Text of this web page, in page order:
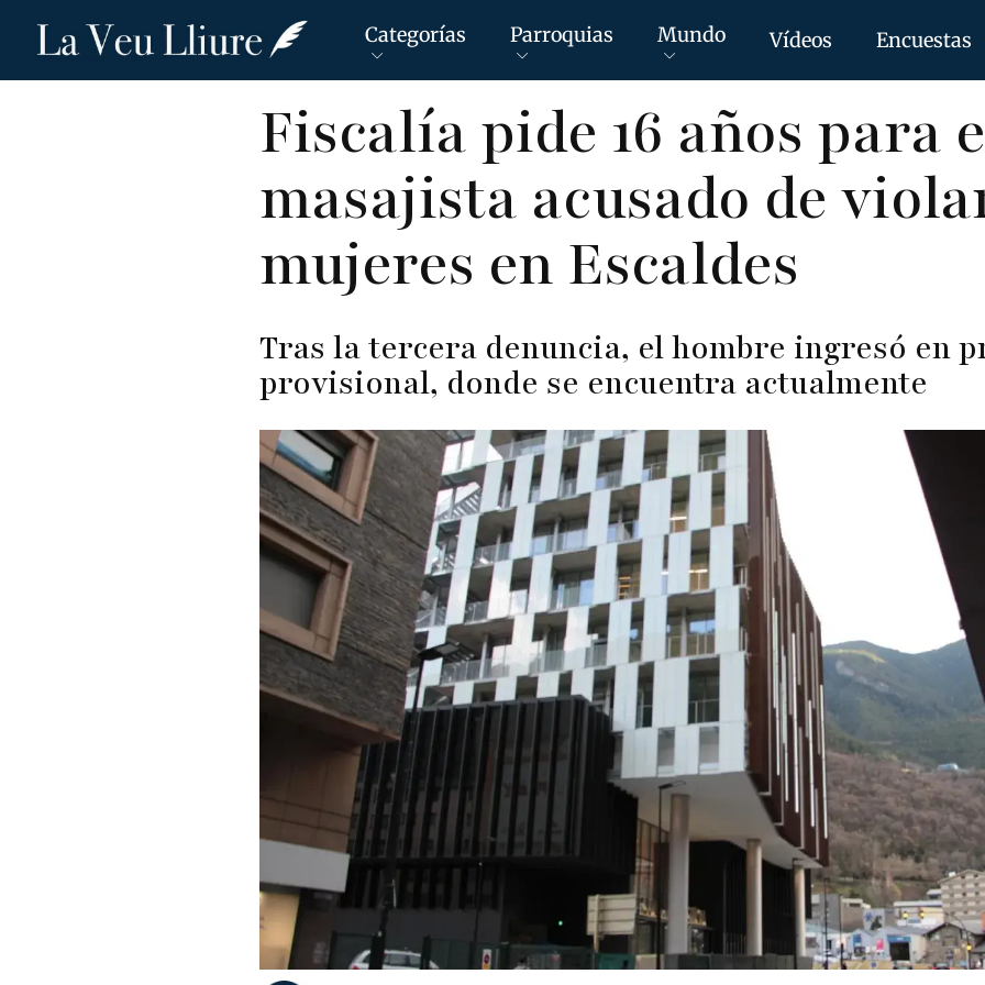
Pasar
Categorías Parroquias Mundo Vídeos Encuestas
Fiscalía pide 16 años para
masajista acusado de
mujeres en Escaldes
Tras la tercera denuncia, el hombre ingresó en
provisional, donde se encuentra actualmente